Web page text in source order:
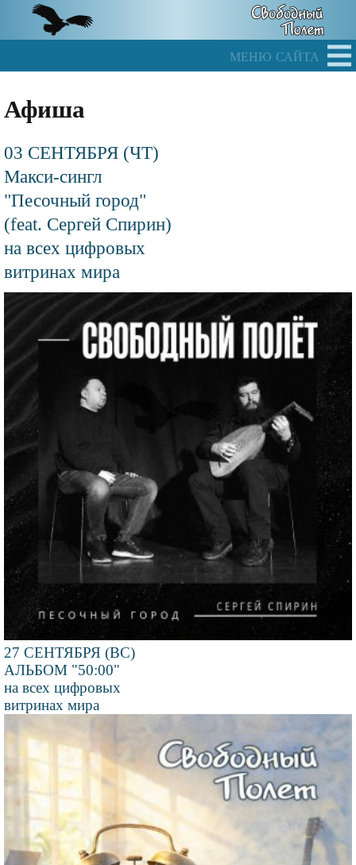
main
меню сайта
Афиша
03 СЕНТЯБРЯ (ЧТ)
Макси-сингл
"Песочный город"
(feat. Сергей Спирин)
на всех цифровых
витринах мира
изображения
27 СЕНТЯБРЯ (ВС)
АЛЬБОМ "50:00"
на всех цифровых
витринах мира
изображения